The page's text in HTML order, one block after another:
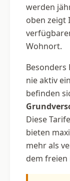
werden
oben zeigt
Wohnort.
Besonders
nie aktiv
befinden
Diese
bieten
mehr als
dem freien